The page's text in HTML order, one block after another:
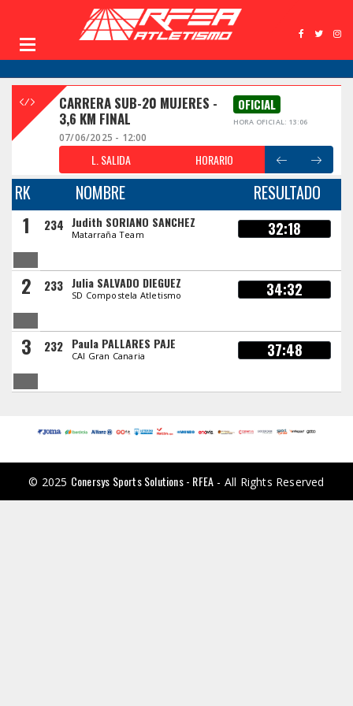
CARRERA SUB-20 MUJERES -
3,6 KM FINAL
OFICIAL
HORA OFICIAL: 13:06
07/06/2025 - 12:00
L. SALIDA HORARIO
RK NOMBRE RESULTADO
1 234 Judith SORIANO SANCHEZ
Matarraña Team 32:18
2 233 Julia SALVADO DIEGUEZ
SD Compostela Atletismo 34:32
3 232 Paula PALLARES PAJE
CAI Gran Canaria 37:48
© 2025 Conersys Sports Solutions - RFEA - All Rights Reserved